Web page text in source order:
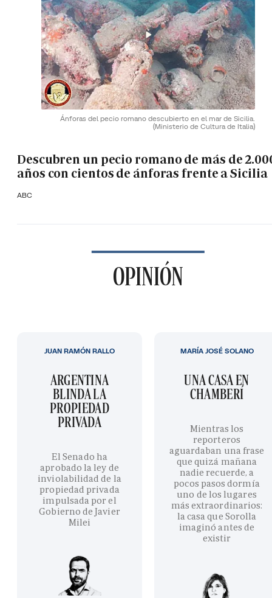
Ánforas del pecio romano descubierto en el mar de Sicilia.
(Ministerio de Cultura de Italia)
Descubren un pecio romano de más de
años con cientos de ánforas frente a Sicilia
ABC
OPINIÓN
ARGENTINA
BLINDA LA
PROPIEDAD
PRIVADA
El Senado ha
aprobado la ley de
inviolabilidad de la
propiedad privada
impulsada por el
Gobierno de Javier
Milei
JUAN RAMÓN RALLO
UNA CASA EN
CHAMBERÍ
Mientras los
reporteros
aguardaban una frase
que quizá mañana
nadie recuerde, a
pocos pasos dormía
uno de los lugares
más extraordinarios:
la casa que Sorolla
imaginó antes de
existir
MARÍA JOSÉ SOLANO